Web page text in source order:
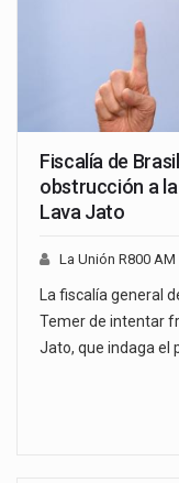
Fiscalía de
obstrucción a
Lava Jato
La Unión R800 AM
La fiscalía general
Temer de intentar
Jato, que indaga el